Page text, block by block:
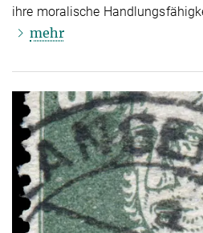
ihre moralische
mehr